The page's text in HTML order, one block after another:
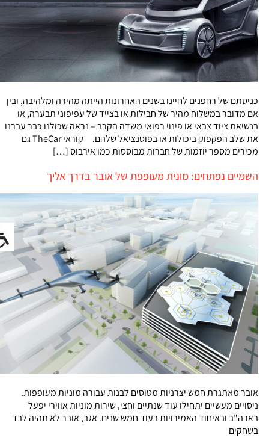
כניסתם של רחפנים לחיינו בשנים האחרונות הייתה מהירה ומלהיבה, ובין
אם מדובר במשלוח מהיר של חבילות או בצייד של עפיפוני תבערה, או
בנשיאת ציוד צבאי או פינוי רפואי משדה הקרב – נראה שכולנו כבר עברנו
את שלב הפקפוק ביכולות או בפוטנציאל שלהם. קוראי TheCar גם
מכירים מספר יוזמות של חברות מבוססות כמו אירבוס […]
השמיים נפתחים: מונית מעופפת של אובר בדרך אליך
אובר מאתגרת חמש יצרניות מטוסים לבנות עבורה מוניות מעופפות.
ניסויים מעשיים יתחילו עוד שנתיים וחצי, שירות מוניות אווירי יפעל
בארה"ב ובאיחוד האמירויות בעוד חמש שנים. אגב, אובר לא תהיה לבד
בשחקים